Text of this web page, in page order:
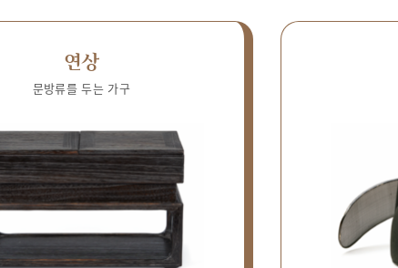
연상
문방류를 두는 가구